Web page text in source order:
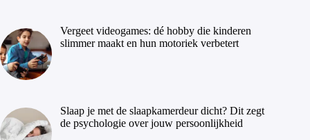
Vergeet videogames: dé hobby die kinderen
slimmer maakt en hun motoriek verbetert
Slaap je met de slaapkamerdeur dicht? Dit zegt
de psychologie over jouw persoonlijkheid